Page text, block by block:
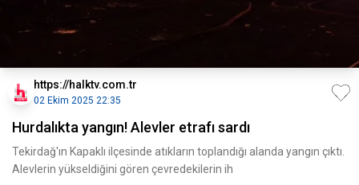
https://halktv.com.tr
02 Ekim 2025 22:35
Hurdalıkta yangın! Alevler etrafı sardı
Tekirdağ'ın Kapaklı ilçesinde atıkların toplandığı alanda yangın çıktı.
Alevlerin yükseldiğini gören çevredekilerin ih